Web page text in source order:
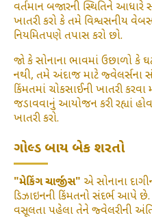
વર્તમાન બજારની સ્થિતિને આધારે
ખાતરી કરો કે તમે વિશ્વસનીય
નિયમિતપણે તપાસ કરો છો.
જો કે સોનાના ભાવમાં ઉછાળો કે
નથી, તમે અંદાજ માટે જ્વેલર્સના
કિંમતમાં ચોકસાઈની ખાતરી
જડાવવાનું આયોજન કરી રહ્યાં
ખાતરી કરો.
ગોલ્ડ બાય બેક શરતો
"મેકિંગ ચાર્જીસ" એ સોનાના
ડિઝાઇનની કિંમતનો સંદર્ભ આપે
વસૂલતા પહેલા તેને જ્વેલરીની